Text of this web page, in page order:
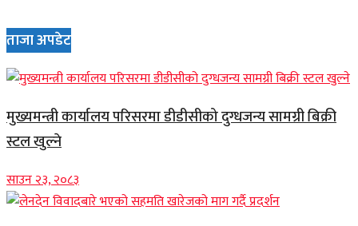
ताजा अपडेट
मुख्यमन्त्री कार्यालय परिसरमा डीडीसीको दुग्धजन्य सामग्री बिक्री
स्टल खुल्ने
साउन २३, २०८३